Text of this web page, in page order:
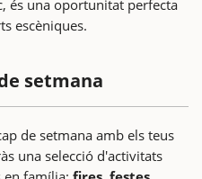
és una oportunitat perfecta
escèniques.
setmana
de setmana amb els teus
una selecció d'activitats